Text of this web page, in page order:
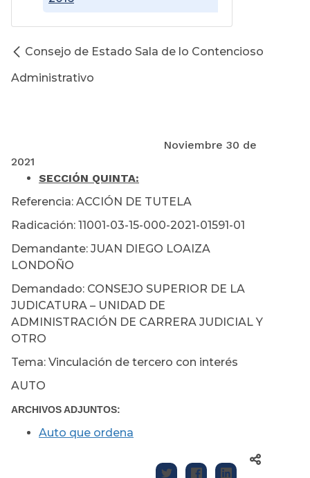
Consejo de Estado Sala de lo Contencioso
Administrativo
Noviembre 30 de
2021
SECCIÓN QUINTA:
Referencia: ACCIÓN DE TUTELA
Radicación: 11001-03-15-000-2021-01591-01
Demandante: JUAN DIEGO LOAIZA
LONDOÑO
Demandado: CONSEJO SUPERIOR DE LA
JUDICATURA – UNIDAD DE
ADMINISTRACIÓN DE CARRERA JUDICIAL Y
OTRO
Tema: Vinculación de tercero con interés
AUTO
ARCHIVOS ADJUNTOS:
Auto que ordena